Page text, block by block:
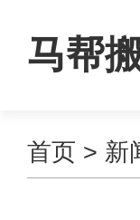
马帮
首页 > 新